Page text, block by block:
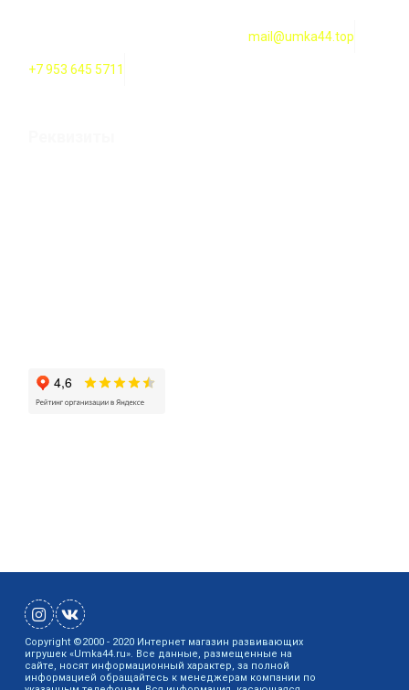
mail@umka44.top
+7 953 645 5711
Copyright ©2000 - 2020 Интернет магазин развивающих
игрушек «Umka44.ru». Все данные, размещенные на
сайте, носят информационный характер, за полной
информацией обращайтесь к менеджерам компании по